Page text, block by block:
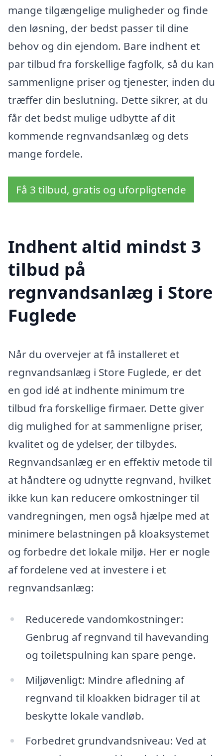
mange tilgængelige muligheder og finde
den løsning, der bedst passer til dine
behov og din ejendom. Bare indhent et
par tilbud fra forskellige fagfolk, så du kan
sammenligne priser og tjenester, inden du
træffer din beslutning. Dette sikrer, at du
får det bedst mulige udbytte af dit
kommende regnvandsanlæg og dets
mange fordele.
Få 3 tilbud, gratis og uforpligtende
Indhent altid mindst 3
tilbud på
regnvandsanlæg i Store
Fuglede
Når du overvejer at få installeret et
regnvandsanlæg i Store Fuglede, er det
en god idé at indhente minimum tre
tilbud fra forskellige firmaer. Dette giver
dig mulighed for at sammenligne priser,
kvalitet og de ydelser, der tilbydes.
Regnvandsanlæg er en effektiv metode til
at håndtere og udnytte regnvand, hvilket
ikke kun kan reducere omkostninger til
vandregningen, men også hjælpe med at
minimere belastningen på kloaksystemet
og forbedre det lokale miljø. Her er nogle
af fordelene ved at investere i et
regnvandsanlæg:
Reducerede vandomkostninger:
Genbrug af regnvand til havevanding
og toiletspulning kan spare penge.
Miljøvenligt: Mindre afledning af
regnvand til kloakken bidrager til at
beskytte lokale vandløb.
Forbedret grundvandsniveau: Ved at